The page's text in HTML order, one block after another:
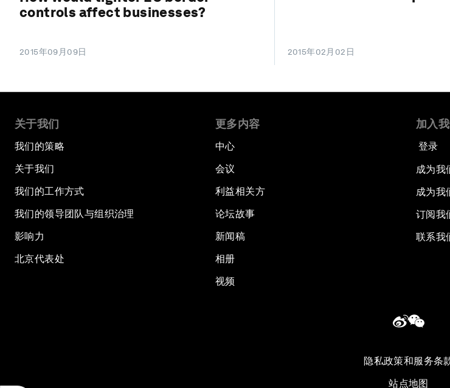
controls affect businesses?
2015年09月09日 2015年02月02日
关于我们
我们的策略
关于我们
我们的工作方式
我们的领导团队与组织治理
影响力
北京代表处
更多内容
中心
会议
利益相关方
论坛故事
新闻稿
相册
视频
加入
登录
成为我
成为我
订阅我
联系我
隐私政策和服务条
站点地图